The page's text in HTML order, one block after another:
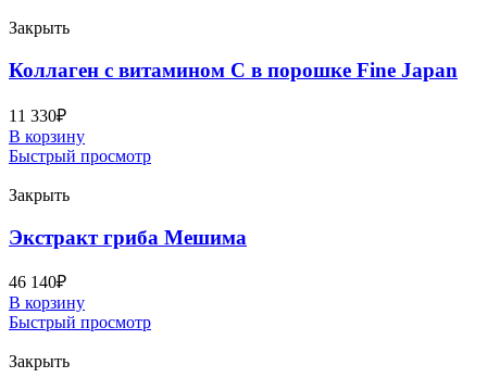
Закрыть
Коллаген с витамином С в порошке Fine Japan
11 330₽
В корзину
Быстрый просмотр
Закрыть
Экстракт гриба Мешима
46 140₽
В корзину
Быстрый просмотр
Закрыть